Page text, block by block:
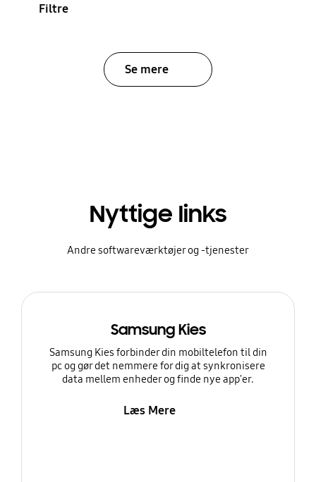
Filtre
Se mere
Nyttige links
Andre softwareværktøjer og -tjenester
Samsung Kies
Samsung Kies forbinder din mobiltelefon til din
pc og gør det nemmere for dig at synkronisere
data mellem enheder og finde nye app'er.
Læs Mere